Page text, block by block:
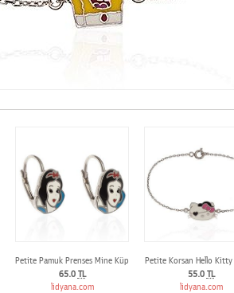
Petite Pamuk Prenses Mine Küpe
65.0 TL
lidyana.com
Petite Korsan Hello Kitty
55.0 TL
lidyana.com